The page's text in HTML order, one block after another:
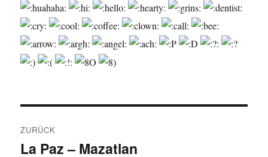
ZURÜCK
Vorheriger
La Paz – Mazatlan